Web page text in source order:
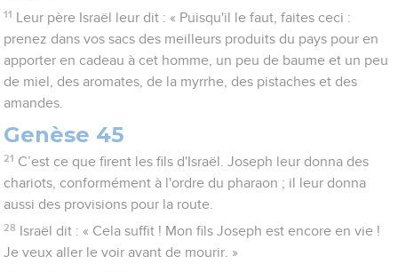
11
Leur père Israël leur dit : « Puisqu'il le faut, faites ceci :
prenez dans vos sacs des meilleurs produits du pays pour en
apporter en cadeau à cet homme, un peu de baume et un peu
de miel, des aromates, de la myrrhe, des pistaches et des
amandes.
Genèse 45
21 C’est ce que firent les fils d'Israël. Joseph leur donna des
chariots, conformément à l'ordre du pharaon ; il leur donna
aussi des provisions pour la route.
28
Israël dit : « Cela suffit ! Mon fils Joseph est encore en vie !
Je veux aller le voir avant de mourir. »